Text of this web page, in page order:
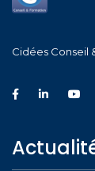
Cidées Conseil